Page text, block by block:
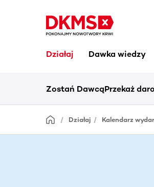
Działaj Dawka wiedzy
Zostań DawcąPrzekaż
Działaj Kalendarz